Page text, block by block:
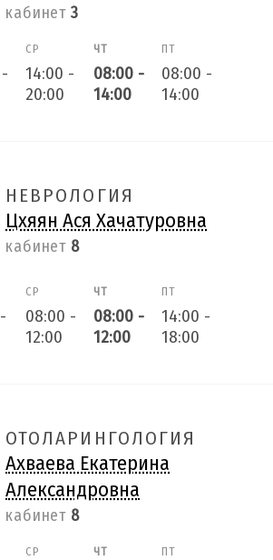
кабинет 3
-
СР
14:00 -
20:00
ЧТ
08:00 -
14:00
ПТ
08:00 -
14:00
НЕВРОЛОГИЯ
Цхяян Ася Хачатуровна
кабинет 8
-
СР
08:00 -
12:00
ЧТ
08:00 -
12:00
ПТ
14:00 -
18:00
ОТОЛАРИНГОЛОГИЯ
Ахваева Екатерина
Александровна
кабинет 8
СР ЧТ ПТ